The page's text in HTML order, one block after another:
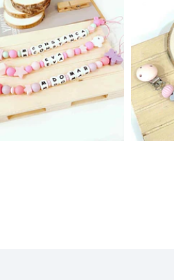
Clip Chucha
Silicone
12,50€